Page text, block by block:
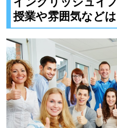
授業や雰囲気など